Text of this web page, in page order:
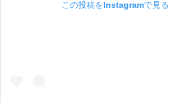
この投稿をInstagramで見る